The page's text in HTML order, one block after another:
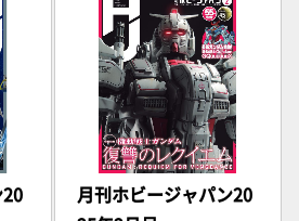
月刊ホビージャパン20